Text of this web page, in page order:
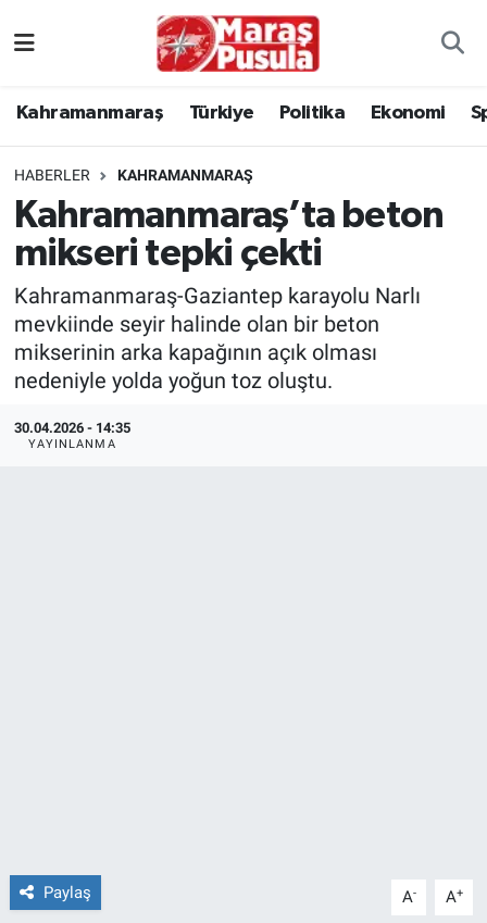
Kahramanmaraş Türkiye Politika Ekonomi
HABERLER KAHRAMANMARAŞ
Kahramanmaraş’ta beton
mikseri tepki çekti
Kahramanmaraş-Gaziantep karayolu Narlı
mevkiinde seyir halinde olan bir beton
mikserinin arka kapağının açık olması
nedeniyle yolda yoğun toz oluştu.
30.04.2026 - 14:35
YAYINLANMA
Paylaş A- A+
Politika
Ekonomi
Spor
HABERDE İNSAN
İstanbul Trafik Yoğunluk Haritası
Süper Lig Puan Durumu ve Fikstür
Tüm Manşetler